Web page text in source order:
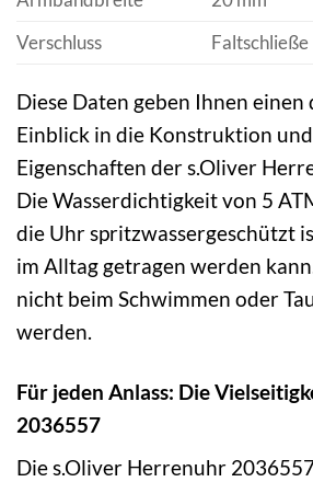
Verschluss
Faltschließe
Diese Daten geben Ihnen
Einblick in die Konstruktion
Eigenschaften der s.Oliver
Die Wasserdichtigkeit von 5
die Uhr spritzwassergeschützt
im Alltag getragen werden
nicht beim Schwimmen oder
werden.
Für jeden Anlass: Die
2036557
Die s.Oliver Herrenuhr